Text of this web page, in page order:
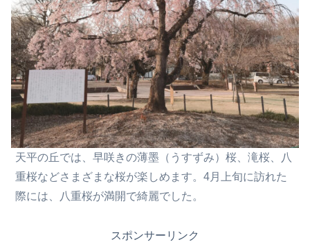
天平の丘では、早咲きの薄墨（うすずみ）桜、滝桜、八
重桜などさまざまな桜が楽しめます。4月上旬に訪れた
際には、八重桜が満開で綺麗でした。
スポンサーリンク